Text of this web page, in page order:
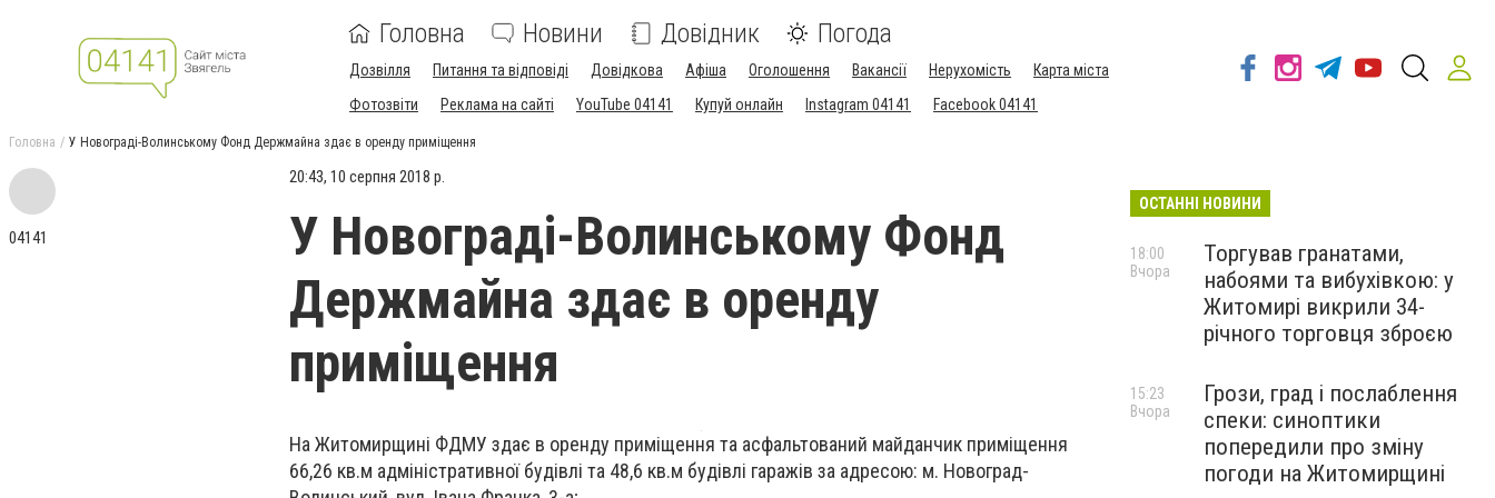
Головна Новини Довідник Погода
Дозвілля Питання та відповіді Довідкова Афіша Оголошення Вакансії Нерухомість
Карта міста
Фотозвіти
Реклама на сайті YouTube 04141 Купуй онлайн Instagram 04141 Facebook 04141
Головна У Новограді-Волинському Фонд Держмайна здає в оренду приміщення
04141
20:43, 10 серпня 2018 р.
У Новограді-Волинському Фонд
Держмайна здає в оренду
приміщення
На Житомирщині ФДМУ здає в оренду приміщення та асфальтований майданчик приміщення
66,26 кв.м адміністративної будівлі та 48,6 кв.м будівлі гаражів за адресою: м. Новоград-
ОСТАННІ НОВИНИ
Торгував гранатами,
набоями та вибухівкою: у
Житомирі викрили 34-
річного торговця зброєю
18:00
Вчора
Грози, град і послаблення
спеки: синоптики
попередили про зміну
погоди на Житомирщині
15:23
Вчора